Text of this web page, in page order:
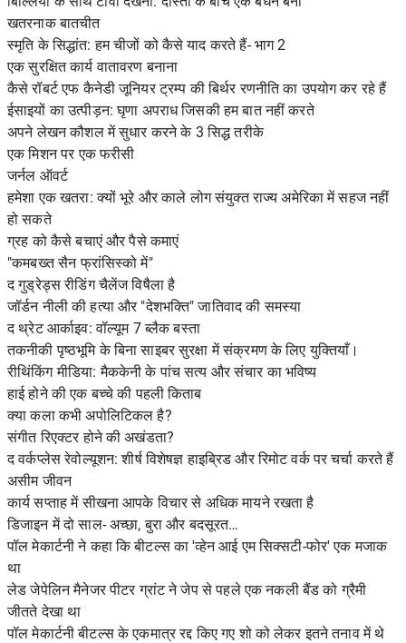
खतरनाक बातचीत
स्मृति के सिद्धांत: हम चीजों को कैसे याद करते हैं- भाग 2
एक सुरक्षित कार्य वातावरण बनाना
कैसे रॉबर्ट एफ कैनेडी जूनियर ट्रम्प की बिर्थर रणनीति का उपयोग कर रहे हैं
ईसाइयों का उत्पीड़न: घृणा अपराध जिसकी हम बात नहीं करते
अपने लेखन कौशल में सुधार करने के 3 सिद्ध तरीके
एक मिशन पर एक फरीसी
जर्नल ऑवर्ट
हमेशा एक खतरा: क्यों भूरे और काले लोग संयुक्त राज्य अमेरिका में सहज नहीं
हो सकते
ग्रह को कैसे बचाएं और पैसे कमाएं
"कमबख्त सैन फ्रांसिस्को में"
द गुड्रेड्स रीडिंग चैलेंज विषैला है
जॉर्डन नीली की हत्या और "देशभक्ति" जातिवाद की समस्या
द थ्रेट आर्काइव: वॉल्यूम 7 ब्लैक बस्ता
तकनीकी पृष्ठभूमि के बिना साइबर सुरक्षा में संक्रमण के लिए युक्तियाँ।
रीथिंकिंग मीडिया: मैककेनी के पांच सत्य और संचार का भविष्य
हाई होने की एक बच्चे की पहली किताब
क्या कला कभी अपोलिटिकल है?
संगीत रिएक्टर होने की अखंडता?
द वर्कप्लेस रेवोल्यूशन: शीर्ष विशेषज्ञ हाइब्रिड और रिमोट वर्क पर चर्चा करते हैं
असीम जीवन
कार्य सप्ताह में सीखना आपके विचार से अधिक मायने रखता है
डिजाइन में दो साल- अच्छा, बुरा और बदसूरत…
पॉल मेकार्टनी ने कहा कि बीटल्स का 'व्हेन आई एम सिक्सटी-फोर' एक मजाक
था
लेड जेपेलिन मैनेजर पीटर ग्रांट ने जेप से पहले एक नकली बैंड को ग्रैमी
जीतते देखा था
पॉल मेकार्टनी बीटल्स के एकमात्र रद्द किए गए शो को लेकर इतने तनाव में थे